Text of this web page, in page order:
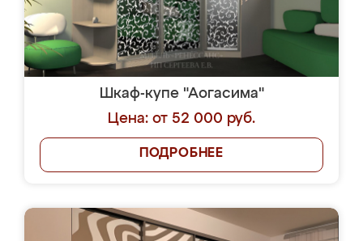
Шкаф-купе "Аогасима"
Цена: от 52 000 руб.
ПОДРОБНЕЕ